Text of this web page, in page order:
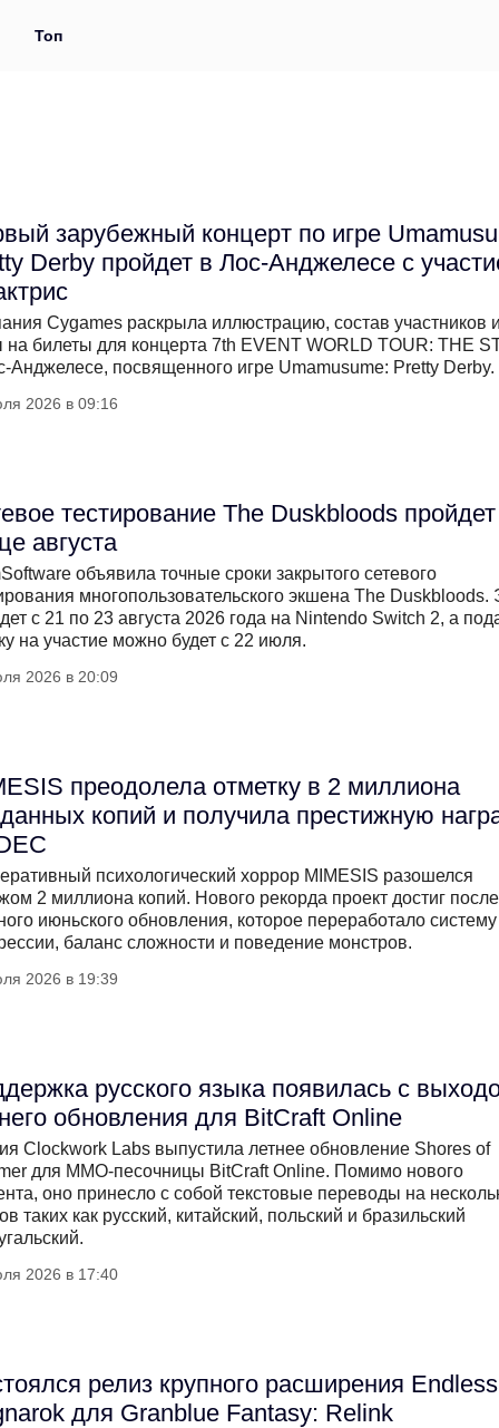
Топ
зарубежный концерт по игре
Derby пройдет в Лос-Анджелесе с
Cygames раскрыла иллюстрацию, состав участников
на билеты для концерта 7th EVENT WORLD TOUR: THE
Анджелесе, посвященного игре Umamusume: Pretty Derby.
2026 в 09:16
тестирование The Duskbloods
августа
объявила точные сроки закрытого сетевого
многопользовательского экшена The Duskbloods.
с 21 по 23 августа 2026 года на Nintendo Switch 2, а
на участие можно будет с 22 июля.
2026 в 20:09
преодолела отметку в 2 миллиона
копий и получила престижную
психологический хоррор MIMESIS разошелся
2 миллиона копий. Нового рекорда проект достиг после
июньского обновления, которое переработало систему
баланс сложности и поведение монстров.
2026 в 19:39
русского языка появилась с
обновления для BitCraft Online
Clockwork Labs выпустила летнее обновление Shores of
для MMO-песочницы BitCraft Online. Помимо нового
оно принесло с собой текстовые переводы на
таких как русский, китайский, польский и бразильский
2026 в 17:40
релиз крупного расширения Endless
для Granblue Fantasy: Relink